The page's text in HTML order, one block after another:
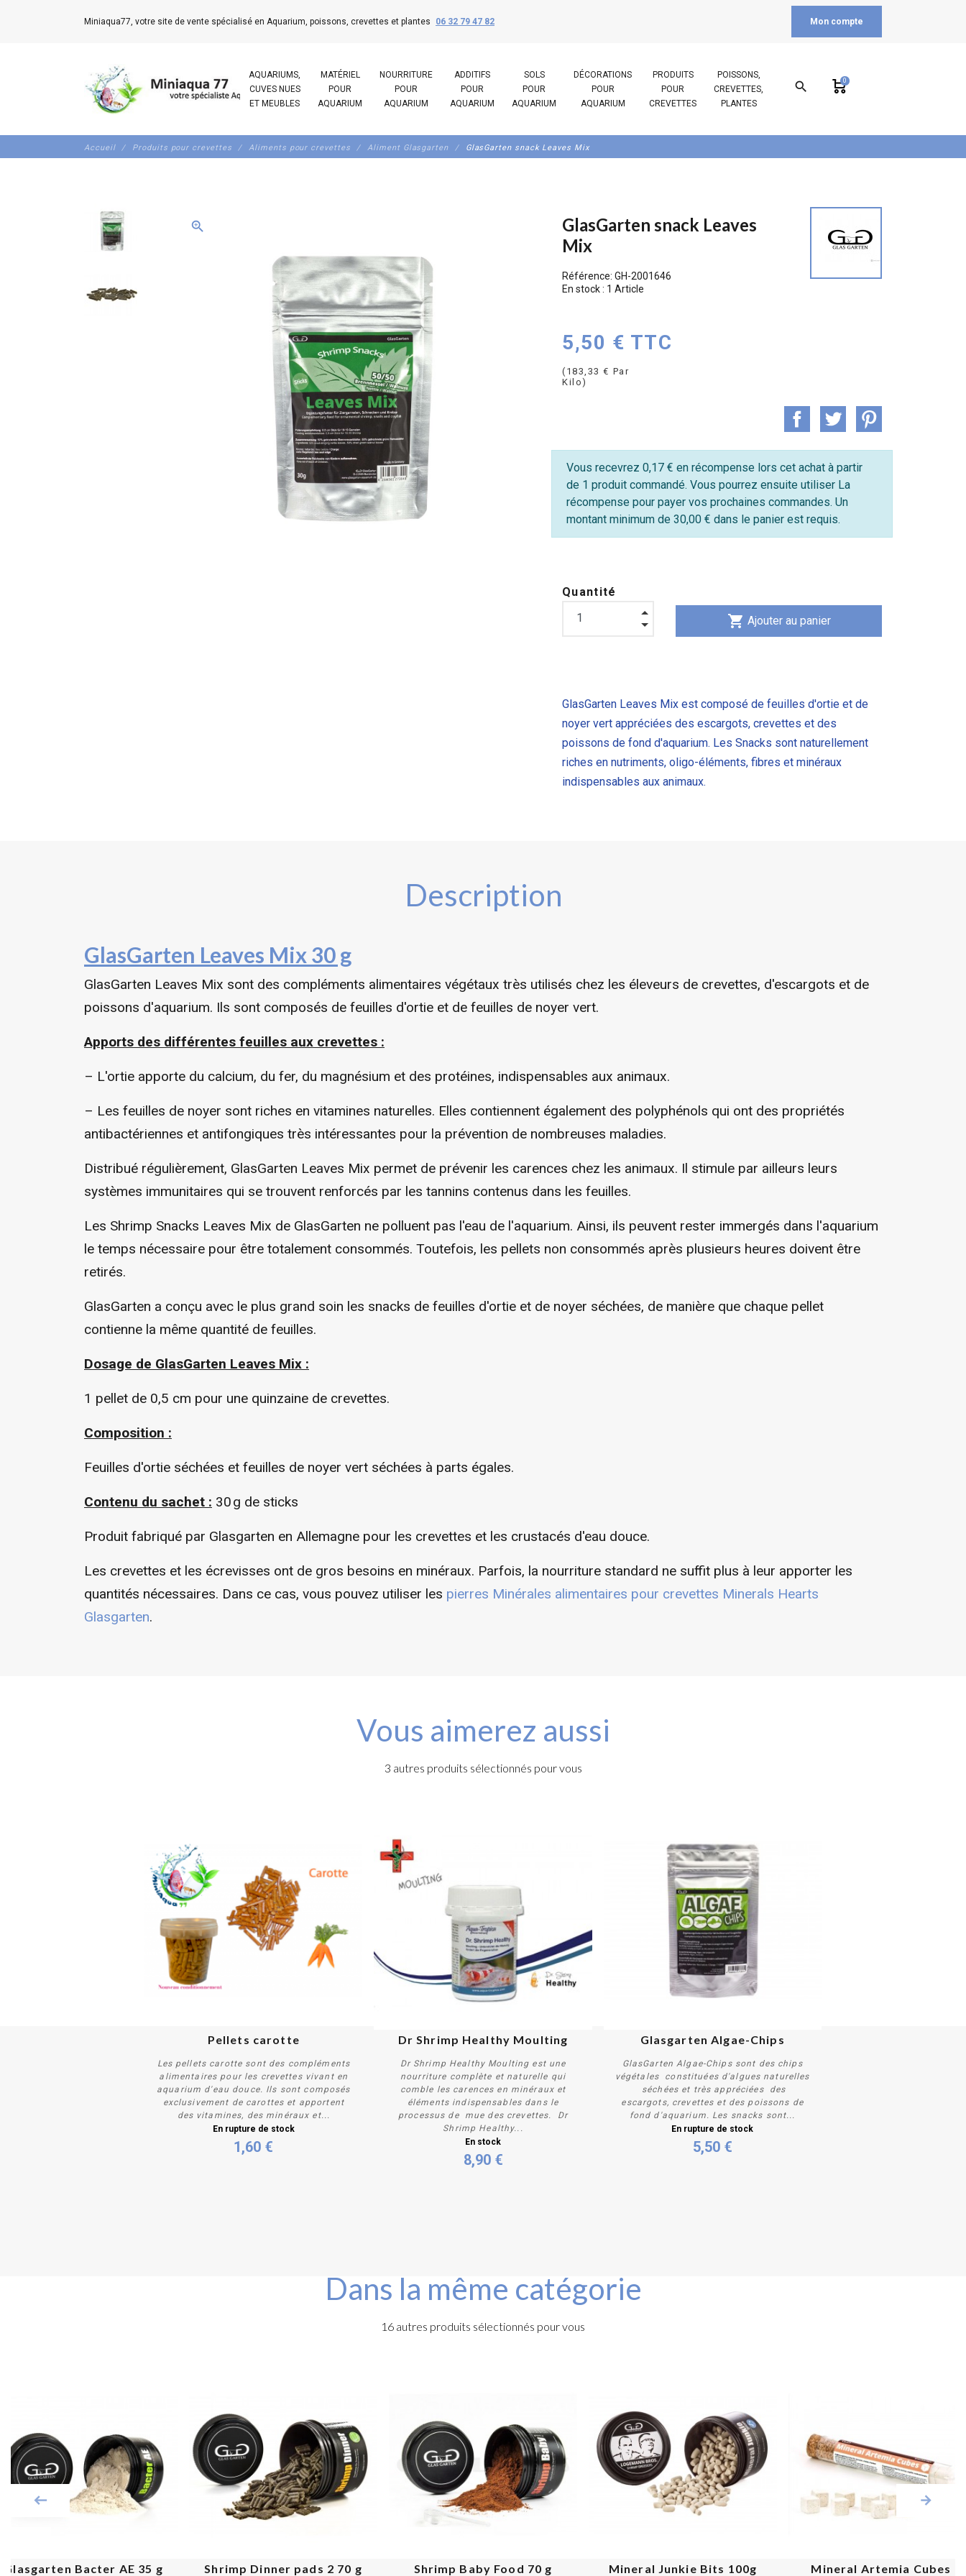
Miniaqua77, votre site de vente spécialisé en Aquarium, poissons, crevettes et plantes 06 32 79 47 82 Mon compte
AQUARIUMS,
CUVES NUES
ET MEUBLES
MATÉRIEL
POUR
AQUARIUM
NOURRITURE
POUR
AQUARIUM
ADDITIFS
POUR
AQUARIUM
SOLS
POUR
AQUARIUM
DÉCORATIONS
POUR
AQUARIUM
PRODUITS
POUR
CREVETTES
POISSONS,
CREVETTES,
PLANTES
search 0
Accueil Produits pour crevettes Aliments pour crevettes Aliment Glasgarten GlasGarten snack Leaves Mix
zoom_in
GlasGarten snack Leaves
Mix
Référence: GH-2001646
En stock : 1 Article
5,50 € TTC
(183,33 € Par
Kilo)
Vous recevrez 0,17 € en récompense lors cet achat à partir
de 1 produit commandé. Vous pourrez ensuite utiliser La
récompense pour payer vos prochaines commandes. Un
montant minimum de 30,00 € dans le panier est requis.
Quantité
shopping_cart Ajouter au panier
GlasGarten Leaves Mix est composé de feuilles d'ortie et de
noyer vert appréciées des escargots, crevettes et des
poissons de fond d'aquarium. Les Snacks sont naturellement
riches en nutriments, oligo-éléments, fibres et minéraux
indispensables aux animaux.
Description
GlasGarten Leaves Mix 30 g
GlasGarten Leaves Mix sont des compléments alimentaires végétaux très utilisés chez les éleveurs de crevettes, d'escargots et de
poissons d'aquarium. Ils sont composés de feuilles d'ortie et de feuilles de noyer vert.
Apports des différentes feuilles aux crevettes :
– L'ortie apporte du calcium, du fer, du magnésium et des protéines, indispensables aux animaux.
– Les feuilles de noyer sont riches en vitamines naturelles. Elles contiennent également des polyphénols qui ont des propriétés
antibactériennes et antifongiques très intéressantes pour la prévention de nombreuses maladies.
Distribué régulièrement, GlasGarten Leaves Mix permet de prévenir les carences chez les animaux. Il stimule par ailleurs leurs
systèmes immunitaires qui se trouvent renforcés par les tannins contenus dans les feuilles.
Les Shrimp Snacks Leaves Mix de GlasGarten ne polluent pas l'eau de l'aquarium. Ainsi, ils peuvent rester immergés dans l'aquarium
le temps nécessaire pour être totalement consommés. Toutefois, les pellets non consommés après plusieurs heures doivent être
retirés.
GlasGarten a conçu avec le plus grand soin les snacks de feuilles d'ortie et de noyer séchées, de manière que chaque pellet
contienne la même quantité de feuilles.
Dosage de GlasGarten Leaves Mix :
1 pellet de 0,5 cm pour une quinzaine de crevettes.
Composition :
Feuilles d'ortie séchées et feuilles de noyer vert séchées à parts égales.
Contenu du sachet : 30 g de sticks
Produit fabriqué par Glasgarten en Allemagne pour les crevettes et les crustacés d'eau douce.
Les crevettes et les écrevisses ont de gros besoins en minéraux. Parfois, la nourriture standard ne suffit plus à leur apporter les
quantités nécessaires. Dans ce cas, vous pouvez utiliser les pierres Minérales alimentaires pour crevettes Minerals Hearts
Glasgarten.
Vous aimerez aussi
3 autres produits sélectionnés pour vous
Plus de détails
Pellets carotte
Les pellets carotte sont des compléments
alimentaires pour les crevettes vivant en
aquarium d'eau douce. Ils sont composés
exclusivement de carottes et apportent
des vitamines, des minéraux et...
En rupture de stock
1,60 €
Acheter
Dr Shrimp Healthy Moulting
Dr Shrimp Healthy Moulting est une
nourriture complète et naturelle qui
comble les carences en minéraux et
éléments indispensables dans le
processus de mue des crevettes. Dr
Shrimp Healthy...
En stock
8,90 €
Plus de détails
Glasgarten Algae-Chips
GlasGarten Algae-Chips sont des chips
végétales constituées d'algues naturelles
séchées et très appréciées des
escargots, crevettes et des poissons de
fond d'aquarium. Les snacks sont...
En rupture de stock
5,50 €
Dans la même catégorie
16 autres produits sélectionnés pour vous
Glasgarten Bacter AE 35 g Shrimp Dinner pads 2 70 g Shrimp Baby Food 70 g Mineral Junkie Bits 100g Mineral Artemia Cubes